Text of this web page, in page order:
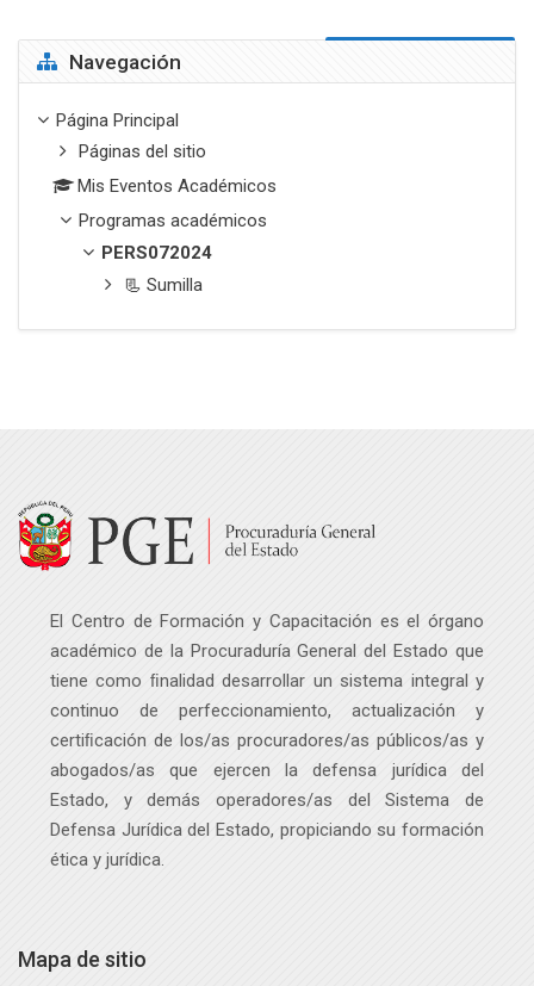
Salta Navegación
Navegación
Página Principal
Páginas del sitio
Mis Eventos Académicos
Programas académicos
PERS072024
📃 Sumilla
El Centro de Formación y Capacitación es el órgano
académico de la Procuraduría General del Estado que
tiene como ﬁnalidad desarrollar un sistema integral y
continuo de perfeccionamiento, actualización y
certiﬁcación de los/as procuradores/as públicos/as y
abogados/as que ejercen la defensa jurídica del
Estado, y demás operadores/as del Sistema de
Defensa Jurídica del Estado, propiciando su formación
ética y jurídica.
Mapa de sitio